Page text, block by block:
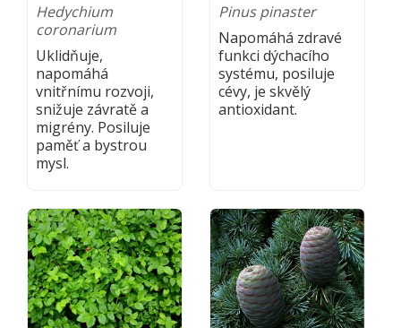
Hedychium
coronarium
Uklidňuje,
napomáhá
vnitřnímu rozvoji,
snižuje závratě a
migrény. Posiluje
paměť a bystrou
mysl.
Pinus pinaster
Napomáhá zdravé
funkci dýchacího
systému, posiluje
cévy, je skvělý
antioxidant.